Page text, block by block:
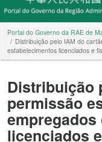
Portal do Governo da RAE de
Distribuição pelo IAM do
estabelecimentos licenciados e
Distribuição
permissão
licenciados